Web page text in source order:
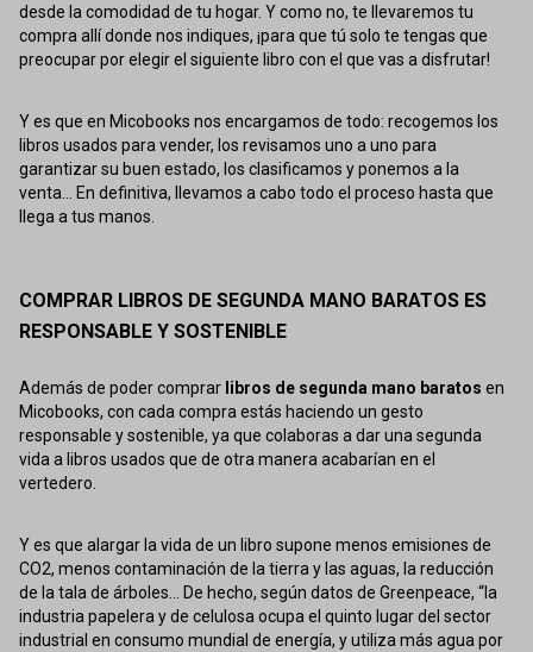
desde la comodidad de tu hogar. Y como no, te llevaremos tu
compra allí donde nos indiques, ¡para que tú solo te tengas que
preocupar por elegir el siguiente libro con el que vas a disfrutar!
Y es que en Micobooks nos encargamos de todo: recogemos los
libros usados para vender, los revisamos uno a uno para
garantizar su buen estado, los clasificamos y ponemos a la
venta... En definitiva, llevamos a cabo todo el proceso hasta que
llega a tus manos.
COMPRAR LIBROS DE SEGUNDA MANO BARATOS ES
RESPONSABLE Y SOSTENIBLE
Además de poder comprar libros de segunda mano baratos en
Micobooks, con cada compra estás haciendo un gesto
responsable y sostenible, ya que colaboras a dar una segunda
vida a libros usados que de otra manera acabarían en el
vertedero.
Y es que alargar la vida de un libro supone menos emisiones de
CO2, menos contaminación de la tierra y las aguas, la reducción
de la tala de árboles... De hecho, según datos de Greenpeace, “la
industria papelera y de celulosa ocupa el quinto lugar del sector
industrial en consumo mundial de energía, y utiliza más agua por